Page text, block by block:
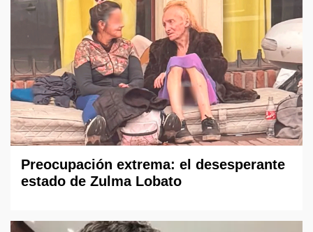
Preocupación extrema: el desesperante
estado de Zulma Lobato